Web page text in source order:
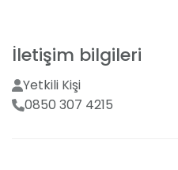
İletişim bilgileri
Yetkili Kişi
0850 307 4215